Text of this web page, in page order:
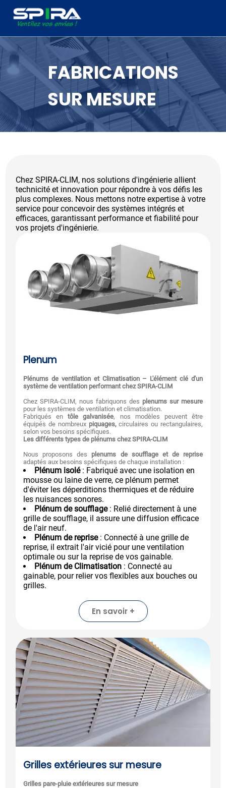
FABRICATIONS
SUR MESURE
Chez SPIRA-CLIM, nos solutions d'ingénierie allient
technicité et innovation pour répondre à vos défis les
plus complexes. Nous mettons notre expertise à votre
service pour concevoir des systèmes intégrés et
efficaces, garantissant performance et fiabilité pour
vos projets d'ingénierie.
Plenum
Plénums de ventilation et Climatisation – L'élément clé d'un
système de ventilation performant chez SPIRA-CLIM
Chez SPIRA-CLIM, nous fabriquons des plenums sur mesure
pour les systèmes de ventilation et climatisation.
Fabriqués entôle galvanisée, nos modèles peuvent être
équipés de nombreux piquages,circulaires ou rectangulaires,
selon vos besoins spécifiques.
Les différents types de plénums chez SPIRA-CLIM
Nous proposons des plenums de soufflage et de reprise
adaptés aux besoins spécifiques de chaque installation :
Plénum isolé: Fabriqué avec une isolation en
mousse ou laine de verre, ce plénum permet
d'éviter les déperditions thermiques et de réduire
les nuisances sonores.
Plénum de soufflage: Relié directement à une
grille de soufflage, il assure une diffusion efficace
de l'air neuf.
Plénum de reprise: Connecté à une grille de
reprise, il extrait l'air vicié pour une ventilation
optimale ou sur la reprise de vos gainable.
Plénum de Climatisation : Connecté au
gainable, pour relier vos flexibles aux bouches ou
grilles.
En savoir +
Grilles extérieures sur mesure
Grilles pare-pluie extérieures sur mesure